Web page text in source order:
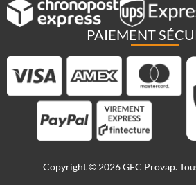
PAIEMENT
Copyright © 2026 GFC Provap.